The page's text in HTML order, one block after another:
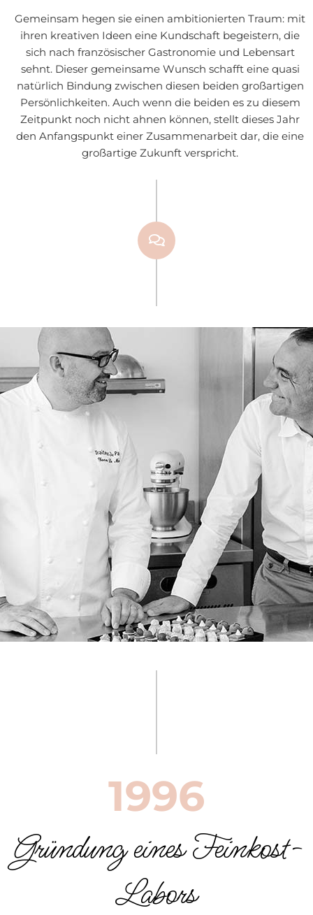
Gemeinsam hegen sie einen ambitionierten Traum: mit
ihren kreativen Ideen eine Kundschaft begeistern, die
sich nach französischer Gastronomie und Lebensart
sehnt. Dieser gemeinsame Wunsch schafft eine quasi
natürlich Bindung zwischen diesen beiden großartigen
Persönlichkeiten. Auch wenn die beiden es zu diesem
Zeitpunkt noch nicht ahnen können, stellt dieses Jahr
den Anfangspunkt einer Zusammenarbeit dar, die eine
großartige Zukunft verspricht.
1996
Gründung eines Feinkost-
Labors